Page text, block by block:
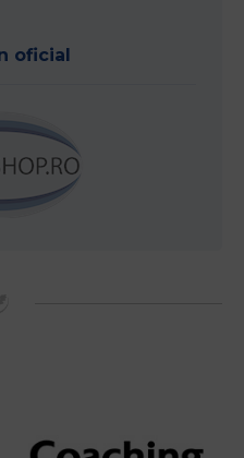
oficial